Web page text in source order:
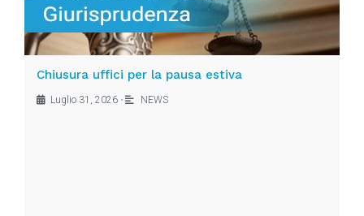
Chiusura uffici per la pausa estiva
Luglio 31, 2026 • NEWS